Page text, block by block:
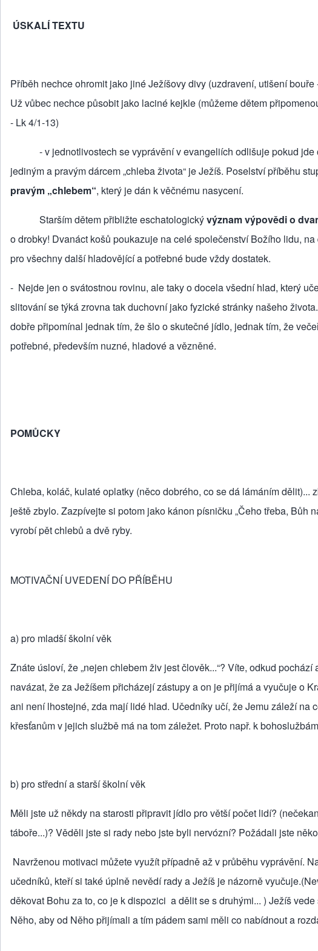
ÚSKALÍ TEXTU
Příběh nechce ohromit jako jiné Ježíšovy divy (uzdravení, utišení
Už vůbec nechce působit jako laciné kejkle (můžeme dětem
- Lk 4/1-13)
- v jednotlivostech se vyprávění v evangeliích odlišuje pokud jde
jediným a pravým dárcem „chleba života“ je Ježíš. Poselství příběhu
pravým „chlebem“, který je dán k věčnému nasycení.
Starším dětem přibližte eschatologickývýznam výpovědi o
o drobky! Dvanáct košů poukazuje na celé společenství Božího lidu,
pro všechny další hladovějící a potřebné bude vždy dostatek.
- Nejde jen o svátostnou rovinu, ale taky o docela všední hlad, který
slitování se týká zrovna tak duchovní jako fyzické stránky našeho
dobře připomínal jednak tím, že šlo o skutečné jídlo, jednak tím, že
potřebné, především nuzné, hladové a vězněné.
POMŮCKY
Chleba, koláč, kulaté oplatky (něco dobrého, co se dá lámáním
ještě zbylo. Zazpívejte si potom jako kánon písničku „Čeho třeba, Bůh
vyrobí pět chlebů a dvě ryby.
MOTIVAČNÍ UVEDENÍ DO PŘÍBĚHU
a) pro mladší školní věk
Znáte úsloví, že „nejen chlebem živ jest člověk...“? Víte, odkud
navázat, že za Ježíšem přicházejí zástupy a on je přijímá a vyučuje o
ani není lhostejné, zda mají lidé hlad. Učedníky učí, že Jemu záleží na
křesťanům v jejich službě má na tom záležet. Proto např. k
b) pro střední a starší školní věk
Měli jste už někdy na starosti připravit jídlo pro větší počet lidí?
táboře...)? Věděli jste si rady nebo jste byli nervózní? Požádali jste
Navrženou motivaci můžete využít případně až v průběhu vyprávění.
učedníků, kteří si také úplně nevědí rady a Ježíš je názorně
děkovat Bohu za to, co je k dispozici a dělit se s druhými... ) Ježíš
Něho, aby od Něho přijímali a tím pádem sami měli co nabídnout a